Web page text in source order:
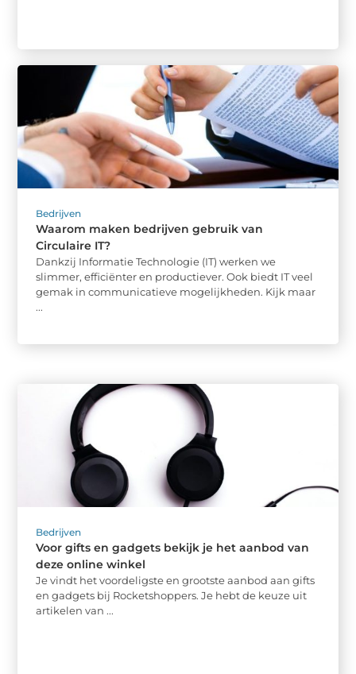
Bedrijven
Waarom maken bedrijven gebruik van
Circulaire IT?
Dankzij Informatie Technologie (IT) werken we
slimmer, efficiënter en productiever. Ook biedt IT veel
gemak in communicatieve mogelijkheden. Kijk maar
...
Bedrijven
Voor gifts en gadgets bekijk je het aanbod van
deze online winkel
Je vindt het voordeligste en grootste aanbod aan gifts
en gadgets bij Rocketshoppers. Je hebt de keuze uit
artikelen van ...